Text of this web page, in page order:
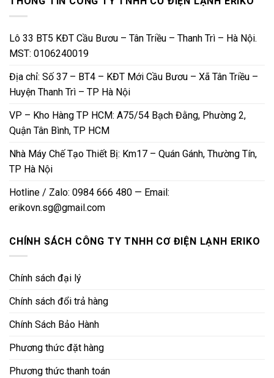
Lô 33 BT5 KĐT Cầu Bươu – Tân Triều – Thanh Trì – Hà Nội.
MST: 0106240019
Địa chỉ: Số 37 – BT4 – KĐT Mới Cầu Bươu – Xã Tân Triều –
Huyện Thanh Trì – TP Hà Nội
VP – Kho Hàng TP HCM: A75/54 Bạch Đằng, Phường 2,
Quận Tân Bình, TP HCM
Nhà Máy Chế Tạo Thiết Bị: Km17 – Quán Gánh, Thường Tín,
TP Hà Nội
Hotline / Zalo: 0984 666 480 — Email:
erikovn.sg@gmail.com
CHÍNH SÁCH CÔNG TY TNHH CƠ ĐIỆN LẠNH ERIKO
Chính sách đại lý
Chính sách đổi trả hàng
Chính Sách Bảo Hành
Phương thức đặt hàng
Phương thức thanh toán